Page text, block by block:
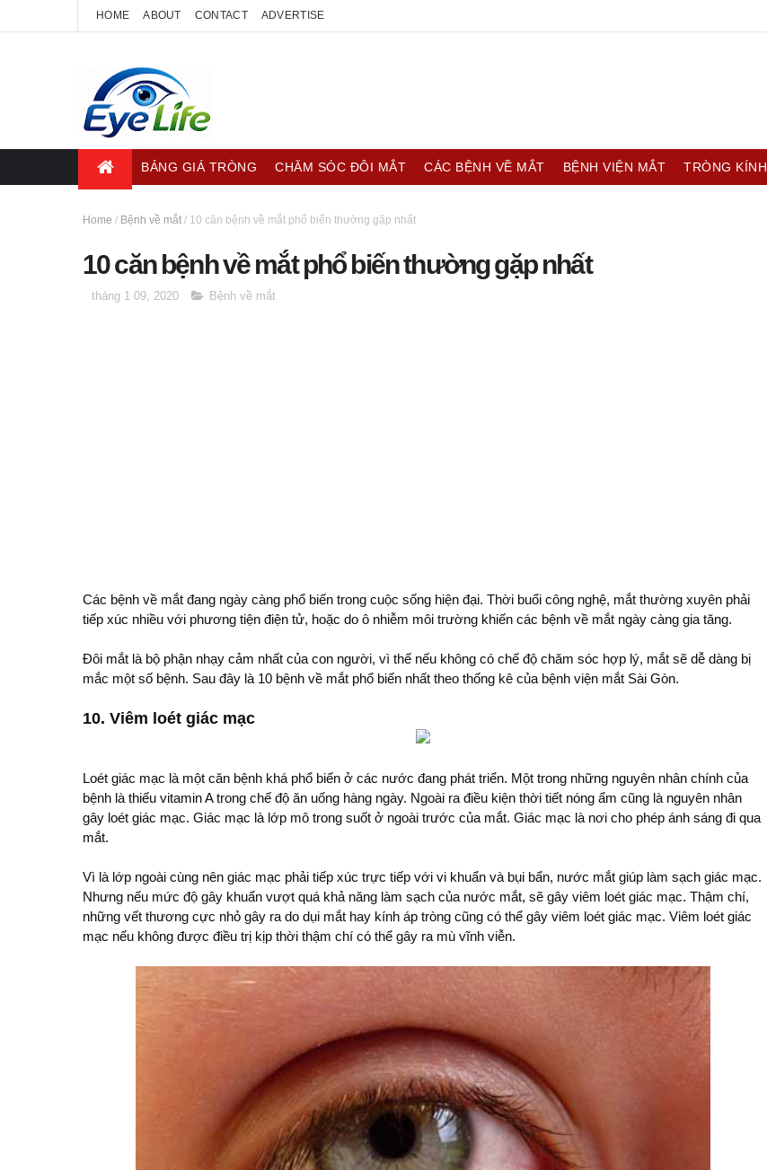
HOME ABOUT CONTACT ADVERTISE
BẢNG GIÁ TRÒNG CHĂM SÓC ĐÔI MẮT CÁC BỆNH VỀ MẮT BỆNH VIỆN MẮT TRÒNG KÍNH
Home / Bệnh về mắt / 10 căn bệnh về mắt phổ biến thường gặp nhất
10 căn bệnh về mắt phổ biến thường gặp nhất
tháng 1 09, 2020 Bệnh về mắt
Các bệnh về mắt đang ngày càng phổ biến trong cuộc sống hiện đại. Thời buổi công nghệ, mắt thường xuyên phải
tiếp xúc nhiều với phương tiện điện tử, hoặc do ô nhiễm môi trường khiến các bệnh về mắt ngày càng gia tăng.
Đôi mắt là bộ phận nhạy cảm nhất của con người, vì thế nếu không có chế độ chăm sóc hợp lý, mắt sẽ dễ dàng bị
mắc một số bệnh. Sau đây là 10 bệnh về mắt phổ biến nhất theo thống kê của bệnh viện mắt Sài Gòn.
10. Viêm loét giác mạc
Loét giác mạc là một căn bệnh khá phổ biến ở các nước đang phát triển. Một trong những nguyên nhân chính của
bệnh là thiếu vitamin A trong chế độ ăn uống hàng ngày. Ngoài ra điều kiện thời tiết nóng ẩm cũng là nguyên nhân
gây loét giác mạc. Giác mạc là lớp mô trong suốt ở ngoài trước của mắt. Giác mạc là nơi cho phép ánh sáng đi qua
mắt.
Vì là lớp ngoài cùng nên giác mạc phải tiếp xúc trực tiếp với vi khuẩn và bụi bẩn, nước mắt giúp làm sạch giác mạc.
Nhưng nếu mức độ gây khuẩn vượt quá khả năng làm sạch của nước mắt, sẽ gây viêm loét giác mạc. Thậm chí,
những vết thương cực nhỏ gây ra do dụi mắt hay kính áp tròng cũng có thể gây viêm loét giác mạc. Viêm loét giác
mạc nếu không được điều trị kịp thời thậm chí có thể gây ra mù vĩnh viễn.